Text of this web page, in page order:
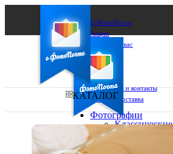
О ФотоПочте
Акции
Сделаем за вас
Бизнесу
FAQ
Франшиза
Поддержка и контакты
Оплата и доставка
Ваш город:
КАТАЛОГ
Фотографии
Классические